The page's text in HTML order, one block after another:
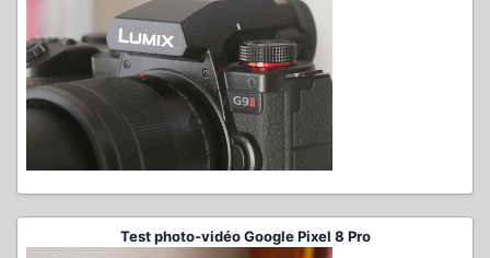
Test photo-vidéo Google Pixel 8 Pro